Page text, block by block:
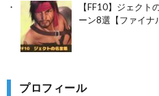
【FF10】ジェクト
ーン8選【ファイナ
プロフィール